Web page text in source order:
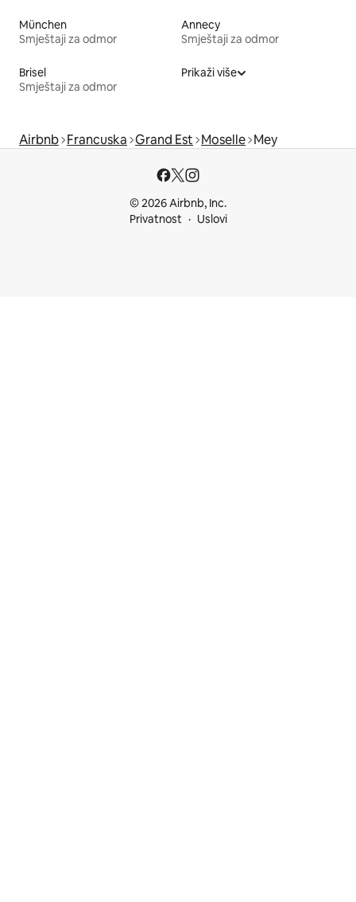
München
Smještaji za odmor
Annecy
Smještaji za odmor
Brisel
Smještaji za odmor
Prikaži više
Airbnb Francuska Grand Est Moselle Mey
© 2026 Airbnb, Inc.
Privatnost
Uslovi